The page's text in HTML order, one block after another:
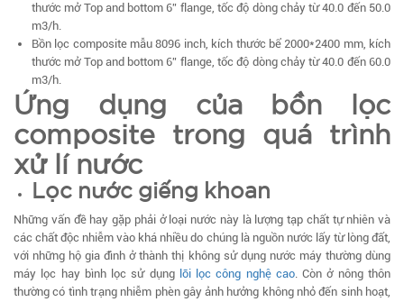
thước mở Top and bottom 6” flange, tốc độ dòng chảy từ 40.0 đến 50.0
m3/h.
Bồn lọc composite mẫu 8096 inch, kích thước bể 2000*2400 mm, kích
thước mở Top and bottom 6” flange, tốc độ dòng chảy từ 40.0 đến 60.0
m3/h.
Ứng dụng của bồn lọc
composite trong quá trình
xử lí nước
Lọc nước giếng khoan
Những vấn đề hay gặp phải ở loại nước này là lượng tạp chất tự nhiên và
các chất độc nhiễm vào khá nhiều do chúng là nguồn nước lấy từ lòng đất,
với những hộ gia đình ở thành thị không sử dụng nước máy thường dùng
máy lọc hay bình lọc sử dụng lõi lọc công nghệ cao. Còn ở nông thôn
thường có tình trạng nhiễm phèn gây ảnh hưởng không nhỏ đến sinh hoạt,